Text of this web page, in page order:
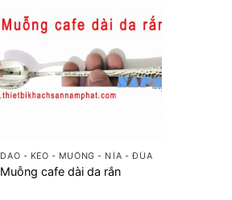
DAO - KÉO - MUỖNG - NĨA - ĐŨA
Muỗng cafe dài da rắn